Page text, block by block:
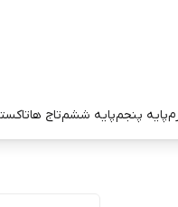
پایه پنجمپایه ششمتاج ها